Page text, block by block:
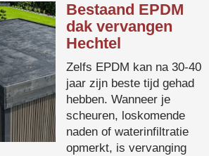
Bestaand EPDM
dak vervangen
Hechtel
Zelfs EPDM kan na 30-40
jaar zijn beste tijd gehad
hebben. Wanneer je
scheuren, loskomende
naden of waterinfiltratie
opmerkt, is vervanging